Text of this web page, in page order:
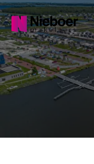
overslaan